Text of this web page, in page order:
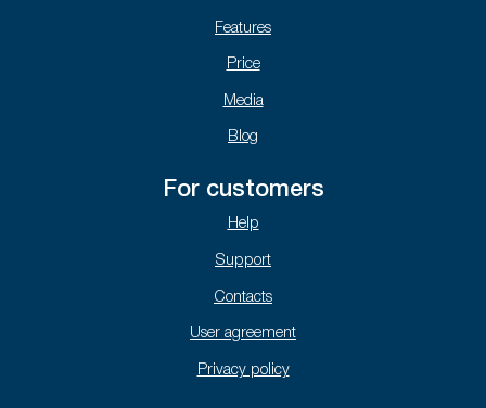
Features
Price
Media
Blog
For customers
Help
Support
Contacts
User agreement
Privacy policy